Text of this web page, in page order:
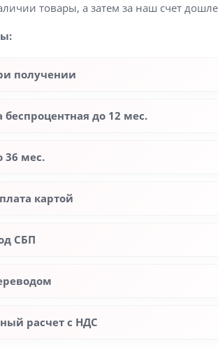
товары, а затем за наш счет
получении
беспроцентная до 12 мес.
36 мес.
картой
СБП
расчет с НДС